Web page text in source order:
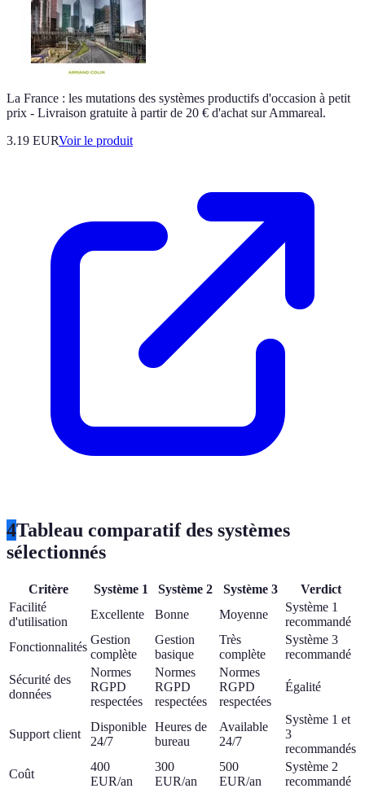
La France : les mutations des systèmes productifs d'occasion à petit
prix - Livraison gratuite à partir de 20 € d'achat sur Ammareal.
3.19 EURVoir le produit
4Tableau comparatif des systèmes
sélectionnés
Critère Système 1 Système 2 Système 3
Verdict
Facilité
d'utilisation
Excellente Bonne Moyenne
Système 1
recommandé
Fonctionnalités
Gestion
complète
Gestion
basique
Très
complète
Système 3
recommandé
Sécurité des
données
Normes
RGPD
respectées
Normes
RGPD
respectées
Normes
RGPD
respectées
Égalité
Support client
Disponible
24/7
Heures de
bureau
Available
24/7
Système 1 et
3
recommandés
Coût
400
EUR/an
300
EUR/an
500
EUR/an
Système 2
recommandé